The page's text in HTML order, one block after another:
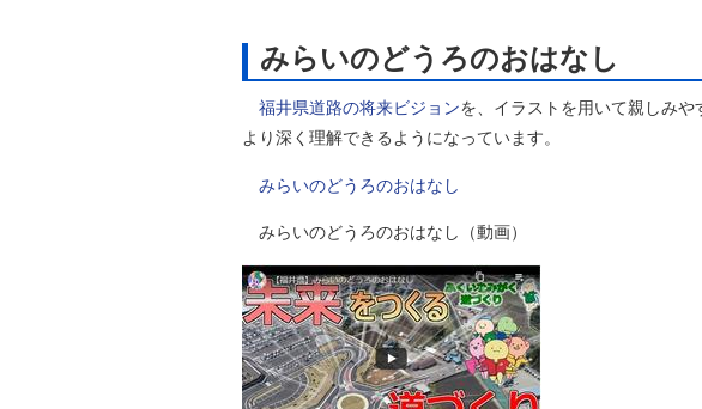
みらいのどうろのおはなし
福井県道路の将来ビジョンを、イラストを用いて親しみ
より深く理解できるようになっています。
みらいのどうろのおはなし
みらいのどうろのおはなし（動画）